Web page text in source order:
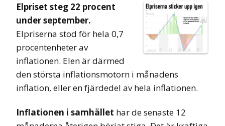
Elpriset steg 22 procent
under september.
Elpriserna stod för hela 0,7
procentenheter av
inflationen. Elen är därmed
den största inflationsmotorn i månadens
inflation, eller en fjärdedel av hela inflationen.
Inflationen i samhället har de senaste 12